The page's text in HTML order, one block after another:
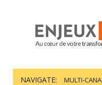
NAVIGATE: MULTI-